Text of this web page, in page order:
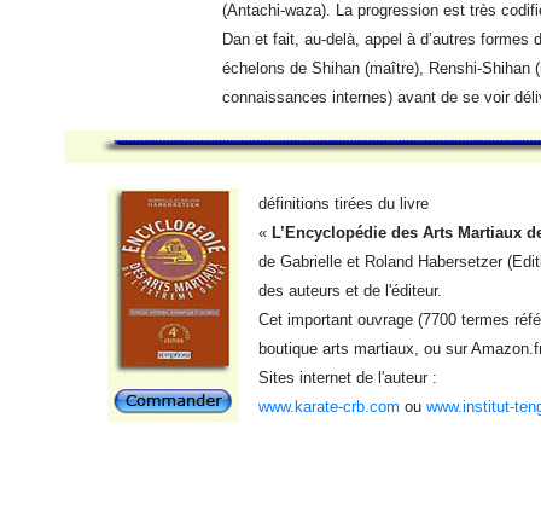
(Antachi-waza). La progression est très
Dan et fait, au-delà, appel à d’autres
échelons de Shihan (maître), Renshi-
connaissances internes) avant de se voir
définitions tirées du livre
« L’Encyclopédie des Arts Martiaux
de Gabrielle et Roland Habersetzer
des auteurs et de l'éditeur.
Cet important ouvrage (7700 termes
boutique arts martiaux, ou sur
Sites internet de l'auteur :
www.karate-crb.com ou www.institut-